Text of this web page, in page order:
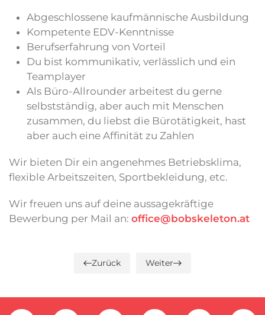
Abgeschlossene kaufmännische Ausbildung
Kompetente EDV-Kenntnisse
Berufserfahrung von Vorteil
Du bist kommunikativ, verlässlich und ein
Teamplayer
Als Büro-Allrounder arbeitest du gerne
selbstständig, aber auch mit Menschen
zusammen, du liebst die Bürotätigkeit, hast
aber auch eine Affinität zu Zahlen
Wir bieten Dir ein angenehmes Betriebsklima,
flexible Arbeitszeiten, Sportbekleidung, etc.
Wir freuen uns auf deine aussagekräftige
Bewerbung per Mail an: office@bobskeleton.at
Zurück Weiter